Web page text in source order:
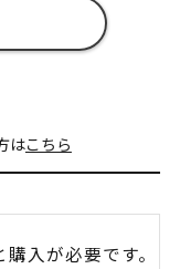
はこちら
購入が必要です。